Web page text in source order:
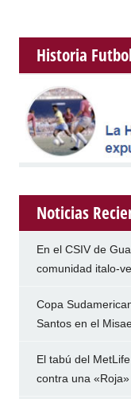
Historia
Noticias
En el CSIV de
comunidad italo-
Copa
Santos en el
El tabú del
contra una